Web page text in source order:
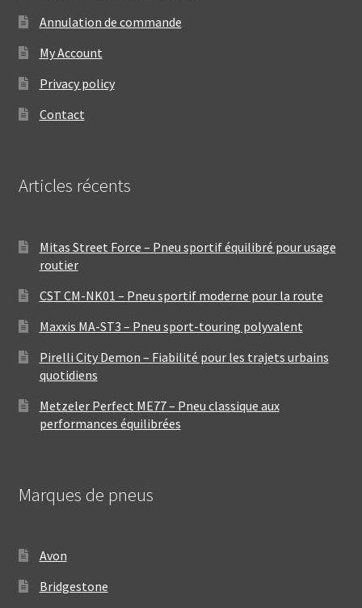
Annulation de commande
My Account
Privacy policy
Contact
Articles récents
Mitas Street Force – Pneu sportif équilibré pour usage
routier
CST CM-NK01 – Pneu sportif moderne pour la route
Maxxis MA-ST3 – Pneu sport-touring polyvalent
Pirelli City Demon – Fiabilité pour les trajets urbains
quotidiens
Metzeler Perfect ME77 – Pneu classique aux
performances équilibrées
Marques de pneus
Avon
Bridgestone